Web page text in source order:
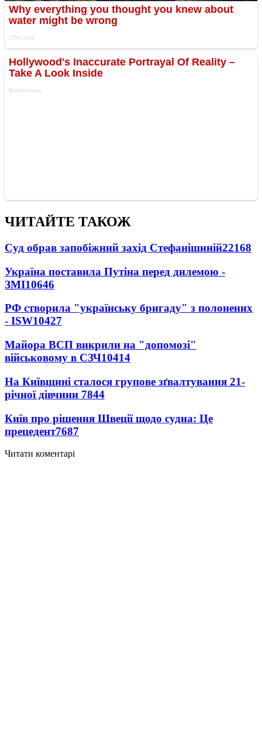
ЧИТАЙТЕ ТАКОЖ
Суд обрав запобіжний захід Стефанішиній22168
Україна поставила Путіна перед дилемою -
ЗМІ10646
РФ створила "українську бригаду" з полонених
- ISW10427
Майора ВСП викрили на "допомозі"
військовому в СЗЧ10414
На Київщині сталося групове зґвалтування 21-
річної дівчини 7844
Київ про рішення Швеції щодо судна: Це
прецедент7687
Читати коментарі